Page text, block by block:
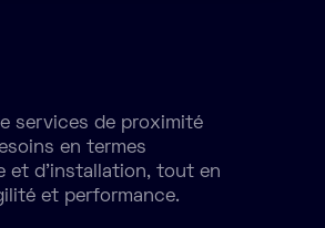
services de proximité
en termes
et d'installation, tout en
et performance.